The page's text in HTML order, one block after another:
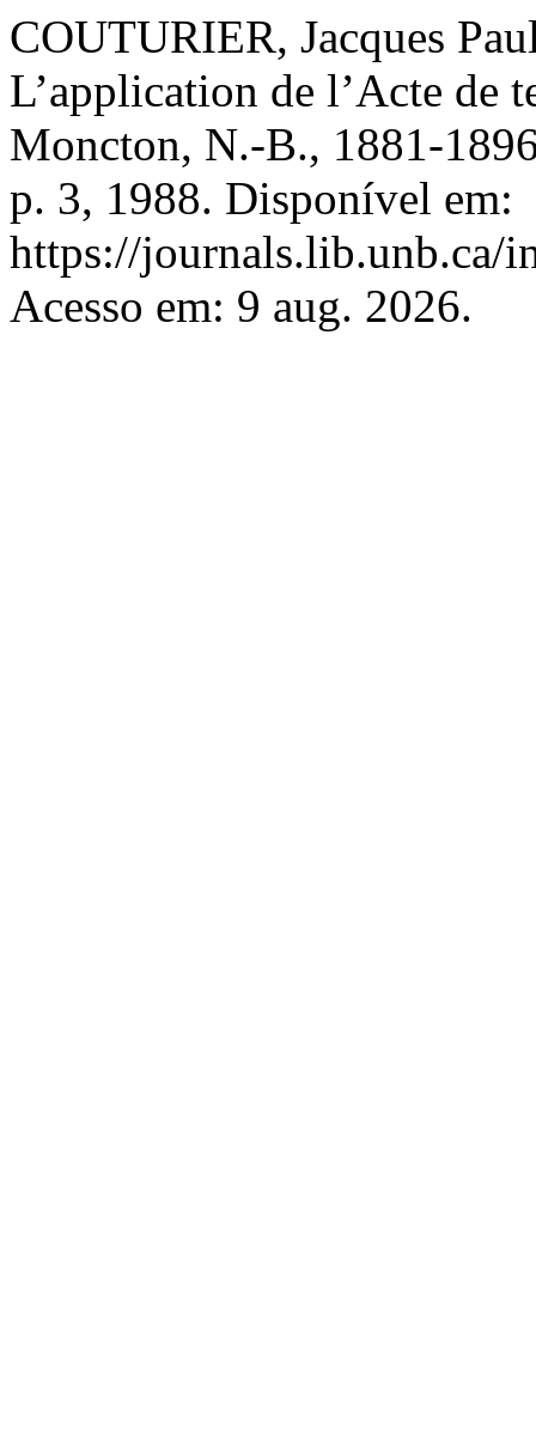
COUTURIER, Jacques
L’application de l’Acte de
Moncton, N.-B., 1881-
p. 3, 1988. Disponível em:
https://journals.lib.unb.ca/
Acesso em: 9 aug. 2026.